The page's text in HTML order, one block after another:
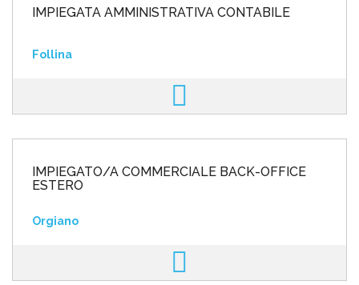
IMPIEGATA AMMINISTRATIVA CONTABILE
Follina
IMPIEGATO/A COMMERCIALE BACK-OFFICE
ESTERO
Orgiano